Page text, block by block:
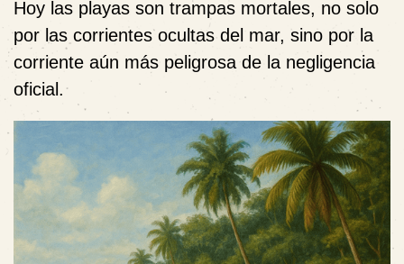
Hoy las playas son trampas mortales, no solo
por las corrientes ocultas del mar, sino por la
corriente aún más peligrosa de la negligencia
oficial.